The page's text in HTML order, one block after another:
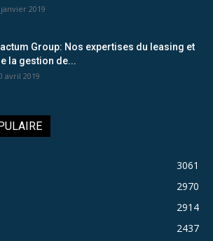
2019
Group: Nos expertises du leasing et
la gestion de...
avril 2019
3061
2970
2914
2437